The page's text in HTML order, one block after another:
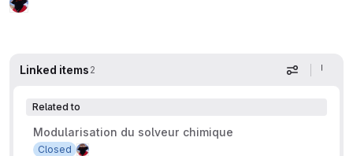
Linked items 2 Display
Related to
Modularisation du solveur chimique
Closed